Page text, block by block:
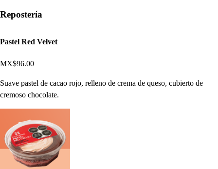
Repostería
Pastel Red Velvet
MX$96.00
Suave pastel de cacao rojo, relleno de crema de queso, cubierto de
cremoso chocolate.